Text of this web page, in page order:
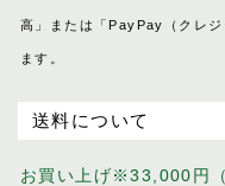
高」または「PayPay（クレ
ます。
送料について
お買い上げ※33,000円